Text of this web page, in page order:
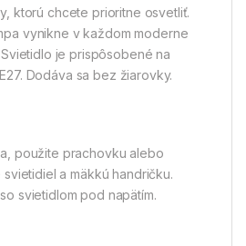
ktorú chcete prioritne osvetliť.
vynikne v každom moderne
je prispôsobené na
Dodáva sa bez žiarovky.
použite prachovku alebo
a mäkkú handričku.
svietidlom pod napätím.